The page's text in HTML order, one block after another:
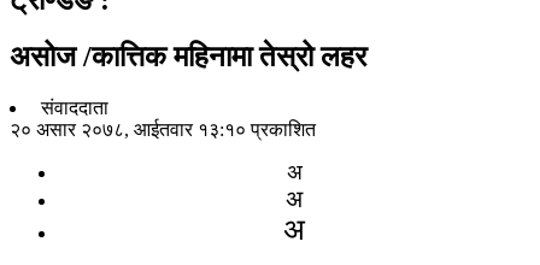
असोज /कात्तिक महिनामा तेस्रो लहर
संवाददाता
२० असार २०७८, आईतवार १३:१० प्रकाशित
अ
अ
अ